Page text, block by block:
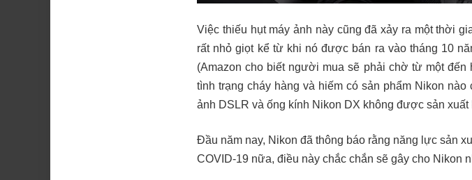
Việc thiếu hụt máy ảnh này cũng đã xảy ra một thời
rất nhỏ giọt kể từ khi nó được bán ra vào tháng 10
(Amazon cho biết người mua sẽ phải chờ từ một
tình trạng cháy hàng và hiếm có sản phẩm Nikon
ảnh DSLR và ống kính Nikon DX không được sản
Đầu năm nay, Nikon đã thông báo rằng năng lực sản
COVID-19 nữa, điều này chắc chắn sẽ gây cho Nikon